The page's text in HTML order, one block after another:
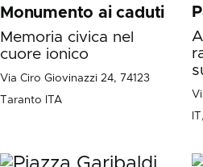
Monumento ai caduti
Memoria civica nel
cuore ionico
Via Ciro Giovinazzi 24, 74123
Taranto ITA